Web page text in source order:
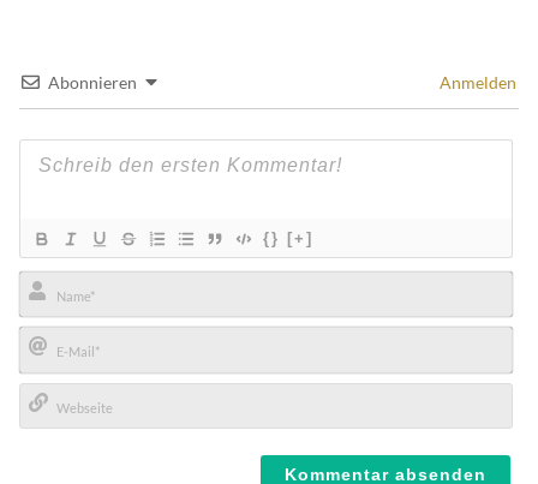
Abonnieren Anmelden
{} [+]
Name*
E-
Mail*